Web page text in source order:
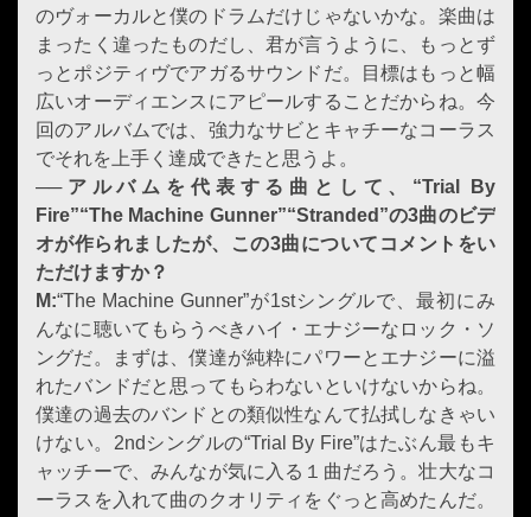
のヴォーカルと僕のドラムだけじゃないかな。楽曲は
まったく違ったものだし、君が言うように、もっとず
っとポジティヴでアガるサウンドだ。目標はもっと幅
広いオーディエンスにアピールすることだからね。今
回のアルバムでは、強力なサビとキャチーなコーラス
でそれを上手く達成できたと思うよ。
──アルバムを代表する曲として、“Trial By
Fire”“The Machine Gunner”“Stranded ”の3曲のビデ
オが作られましたが、この3曲についてコメントをい
ただけますか？
M:“The Machine Gunner”が1stシングルで、最初にみ
んなに聴いてもらうべきハイ・エナジーなロック・ソ
ングだ。まずは、僕達が純粋にパワーとエナジーに溢
れたバンドだと思ってもらわないといけないからね。
僕達の過去のバンドとの類似性なんて払拭しなきゃい
けない。2ndシングルの“Trial By Fire”はたぶん最もキ
ャッチーで、みんなが気に入る１曲だろう。壮大なコ
ーラスを入れて曲のクオリティをぐっと高めたんだ。